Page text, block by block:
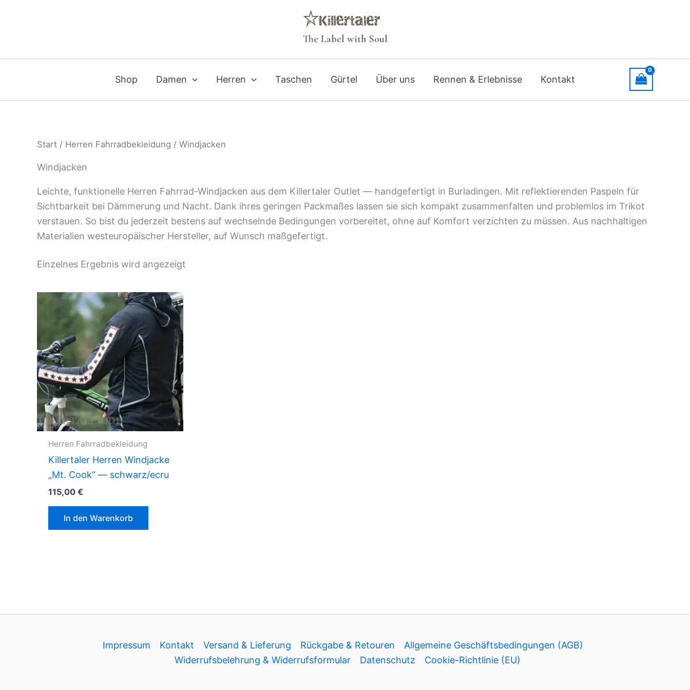
The Label with Soul
Shop Damen Herren Taschen Gürtel Über uns Rennen & Erlebnisse Kontakt
Start / Herren Fahrradbekleidung / Windjacken
Windjacken
Leichte, funktionelle Herren Fahrrad-Windjacken aus dem Killertaler Outlet — handgefertigt in Burladingen. Mit reflektierenden Paspeln für
Sichtbarkeit bei Dämmerung und Nacht. Dank ihres geringen Packmaßes lassen sie sich kompakt zusammenfalten und problemlos im Trikot
verstauen. So bist du jederzeit bestens auf wechselnde Bedingungen vorbereitet, ohne auf Komfort verzichten zu müssen. Aus nachhaltigen
Materialien westeuropäischer Hersteller, auf Wunsch maßgefertigt.
Einzelnes Ergebnis wird angezeigt
Herren Fahrradbekleidung
Killertaler Herren Windjacke
„Mt. Cook“ — schwarz/ecru
115,00 €
In den Warenkorb
Impressum Kontakt Versand & Lieferung Rückgabe & Retouren
Allgemeine Geschäftsbedingungen (AGB)
Widerrufsbelehrung & Widerrufsformular
Datenschutz Cookie-Richtlinie (EU)